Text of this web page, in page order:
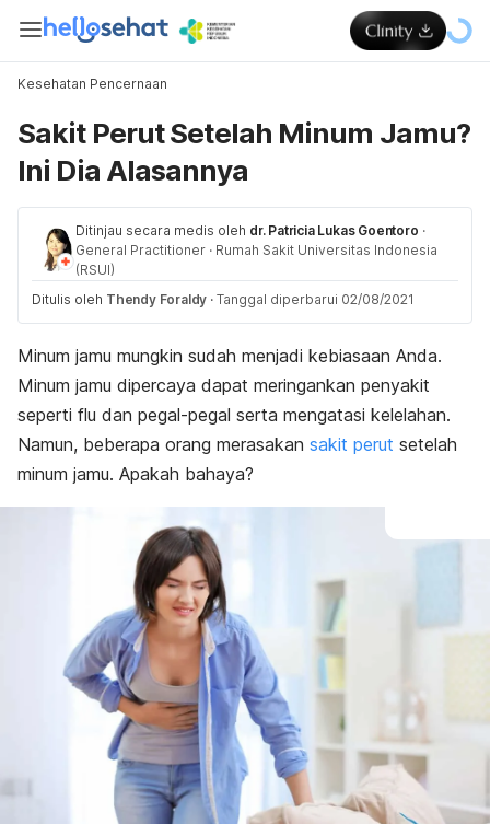
Kesehatan Pencernaan
Sakit Perut Setelah Minum Jamu?
Ini Dia Alasannya
Ditinjau secara medis oleh dr. Patricia Lukas Goentoro ·
General Practitioner · Rumah Sakit Universitas Indonesia
(RSUI)
Ditulis oleh Thendy Foraldy · Tanggal diperbarui 02/08/2021
Minum jamu mungkin sudah menjadi kebiasaan Anda.
Minum jamu dipercaya dapat meringankan penyakit
seperti flu dan pegal-pegal serta mengatasi kelelahan.
Namun, beberapa orang merasakan sakit perut setelah
minum jamu. Apakah bahaya?